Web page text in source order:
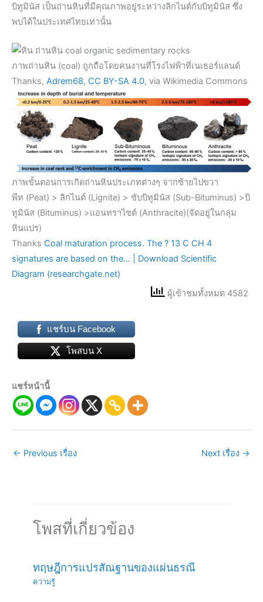
บิทูมินัส เป็นถ่านหินที่มีคุณภาพอยู่ระหว่างลิกไนต์กับบิทูมินัส ซึ่ง
พบได้ในประเทศไทยเท่านั้น
ภาพถ่านหิน (coal) ถูกถือโดยคนงานที่โรงไฟฟ้าที่เนเธอร์แลนด์
Thanks, Adrem68, CC BY-SA 4.0, via Wikimedia Commons
ภาพขั้นตอนการเกิดถ่านหินประเภทต่างๆ จากซ้ายไปขวา
พีท (Peat) > ลิกไนต์ (Lignite) > ซับบิทูมินัส (Sub-Bituminus) >บิ
ทูมินัส (Bituminus) >แอนทราไซต์ (Anthracite)(จัดอยู่ในกลุ่ม
หินแปร)
Thanks Coal maturation process. The ? 13 C CH 4
signatures are based on the… | Download Scientific
Diagram (researchgate.net)
ผู้เข้าชมทั้งหมด 4582
แชร์บน Facebook
โพสบน X
แชร์หน้านี้
← Previous เรื่อง Next เรื่อง →
โพสที่เกี่ยวข้อง
ทฤษฎีการแปรสัณฐานของแผ่นธรณี
ความรู้